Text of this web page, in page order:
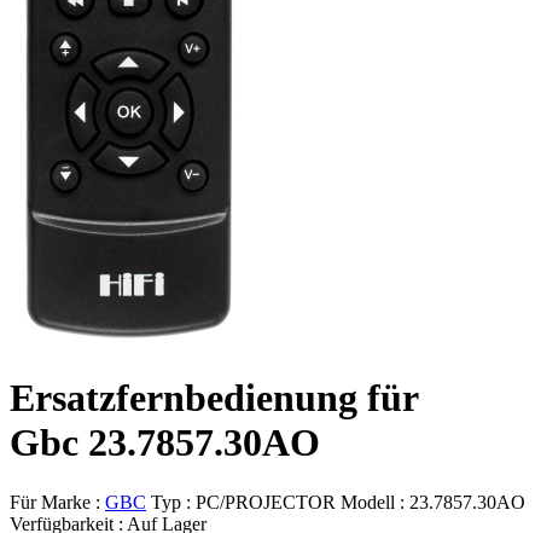
Ersatzfernbedienung für
Gbc 23.7857.30AO
Für Marke : GBC Typ : PC/PROJECTOR Modell : 23.7857.30AO
Verfügbarkeit : Auf Lager